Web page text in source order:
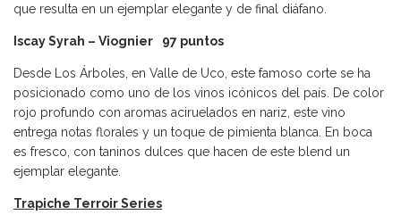
que resulta en un ejemplar elegante y de final diáfano.
Iscay Syrah – Viognier 97 puntos
Desde Los Árboles, en Valle de Uco, este famoso corte se ha
posicionado como uno de los vinos icónicos del país. De color
rojo profundo con aromas aciruelados en nariz, este vino
entrega notas florales y un toque de pimienta blanca. En boca
es fresco, con taninos dulces que hacen de este blend un
ejemplar elegante.
Trapiche Terroir Series